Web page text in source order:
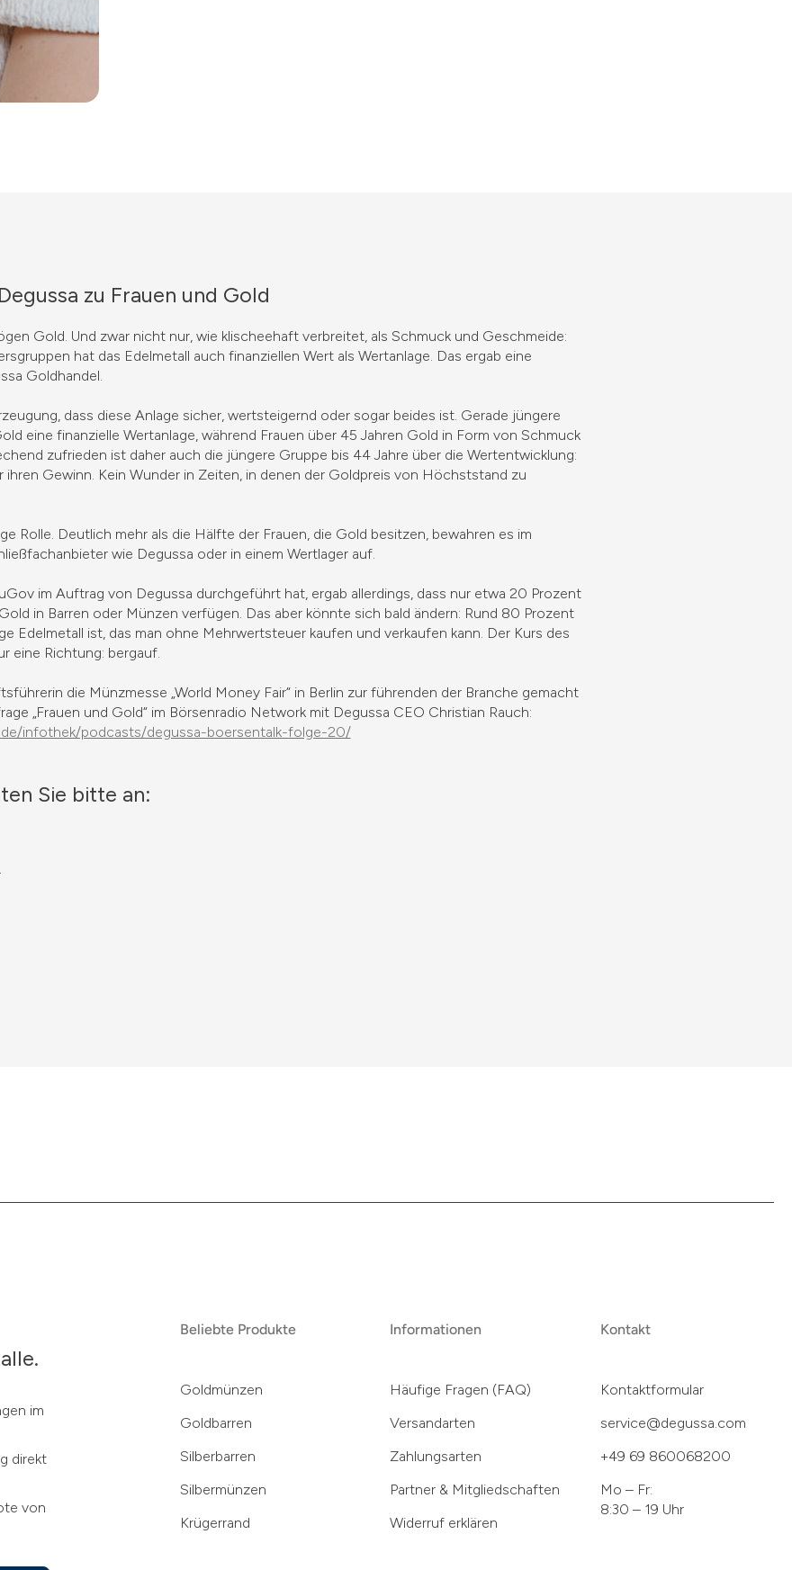
zu Frauen und Gold
Gold. Und zwar nicht nur, wie klischeehaft verbreitet, als Schmuck und Geschmeide:
hat das Edelmetall auch finanziellen Wert als Wertanlage. Das ergab eine
Goldhandel.
dass diese Anlage sicher, wertsteigernd oder sogar beides ist. Gerade jüngere
eine finanzielle Wertanlage, während Frauen über 45 Jahren Gold in Form von Schmuck
zufrieden ist daher auch die jüngere Gruppe bis 44 Jahre über die Wertentwicklung:
Gewinn. Kein Wunder in Zeiten, in denen der Goldpreis von Höchststand zu
Rolle. Deutlich mehr als die Hälfte der Frauen, die Gold besitzen, bewahren es im
wie Degussa oder in einem Wertlager auf.
im Auftrag von Degussa durchgeführt hat, ergab allerdings, dass nur etwa 20 Prozent
in Barren oder Münzen verfügen. Das aber könnte sich bald ändern: Rund 80 Prozent
Edelmetall ist, das man ohne Mehrwertsteuer kaufen und verkaufen kann. Der Kurs des
eine Richtung: bergauf.
die Münzmesse „World Money Fair“ in Berlin zur führenden der Branche gemacht
„Frauen und Gold“ im Börsenradio Network mit Degussa CEO Christian Rauch:
infothek/podcasts/degussa-boersentalk-folge-20/
Sie bitte an:
im
direkt
von
Beliebte Produkte
Goldmünzen
Goldbarren
Silberbarren
Silbermünzen
Krügerrand
Informationen
Häufige Fragen (FAQ)
Versandarten
Zahlungsarten
Partner & Mitgliedschaften
Widerruf erklären
Kontakt
Kontaktformular
service@degussa.com
+49 69 860068200
Mo – Fr:
8:30 – 19 Uhr